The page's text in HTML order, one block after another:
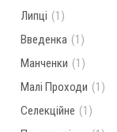
Липці (1)
Введенка (1)
Манченки (1)
Малі Проходи (1)
Селекційне (1)